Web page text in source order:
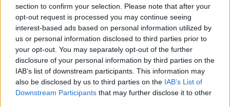
section to confirm your selection. Please note that after your
opt-out request is processed you may continue seeing
interest-based ads based on personal information utilized by
us or personal information disclosed to third parties prior to
your opt-out. You may separately opt-out of the further
disclosure of your personal information by third parties on the
IAB’s list of downstream participants. This information may
also be disclosed by us to third parties on the IAB’s List of
Downstream Participants that may further disclose it to other